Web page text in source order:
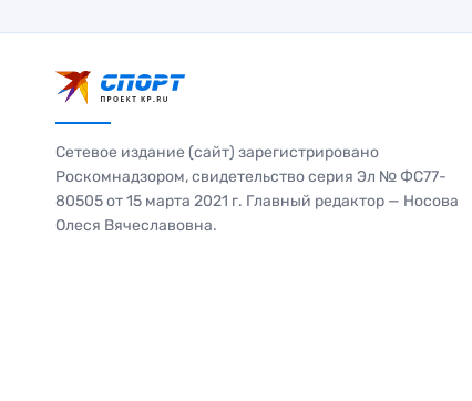
Сетевое издание (сайт) зарегистрировано
Роскомнадзором, свидетельство серия Эл № ФС77-
80505 от 15 марта 2021 г. Главный редактор — Носова
Олеся Вячеславовна.